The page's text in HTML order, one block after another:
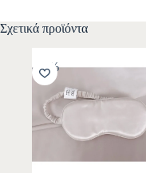
Σχετικά προϊόντα
-10%